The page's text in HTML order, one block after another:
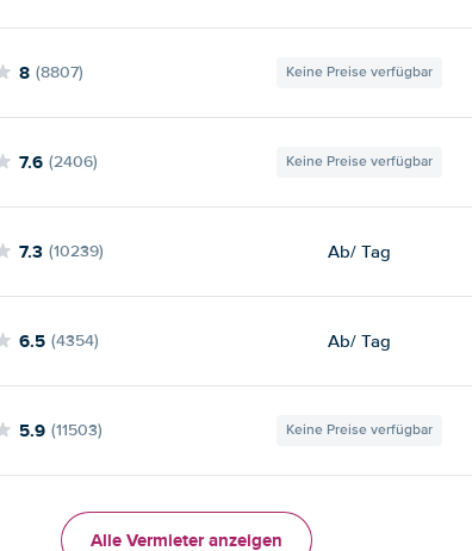
8 (8807) Keine Preise verfügbar
7.6 (2406) Keine Preise verfügbar
7.3 (10239) Ab/ Tag
6.5 (4354) Ab/ Tag
5.9 (11503) Keine Preise verfügbar
Alle Vermieter anzeigen